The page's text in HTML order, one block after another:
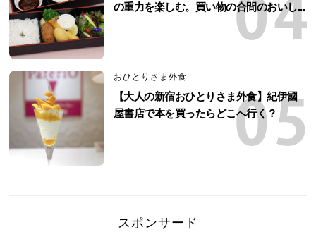
の重力を楽しむ。買い物の合間のおいし...
おひとりさま外食
【大人の新宿おひとりさま外食】紀伊國
屋書店で本を買ったらどこへ行く？
スポンサード